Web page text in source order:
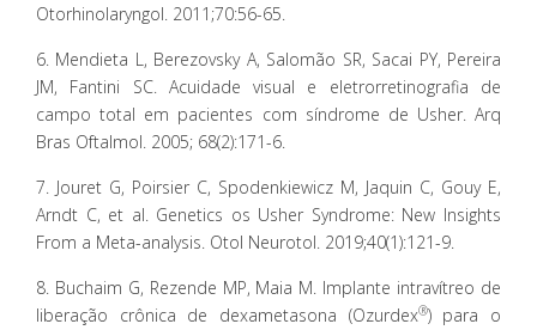
Otorhinolaryngol. 2011;70:56-65.
6. Mendieta L, Berezovsky A, Salomão SR, Sacai PY, Pereira
JM, Fantini SC. Acuidade visual e eletrorretinografia de
campo total em pacientes com síndrome de Usher. Arq
Bras Oftalmol. 2005; 68(2):171-6.
7. Jouret G, Poirsier C, Spodenkiewicz M, Jaquin C, Gouy E,
Arndt C, et al. Genetics os Usher Syndrome: New Insights
From a Meta-analysis. Otol Neurotol. 2019;40(1):121-9.
8. Buchaim G, Rezende MP, Maia M. Implante intravítreo de
liberação crônica de dexametasona (Ozurdex®) para o